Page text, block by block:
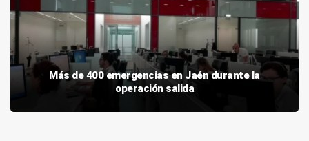
Más de 400 emergencias en Jaén durante la
operación salida